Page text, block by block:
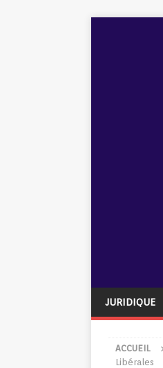
JURIDIQUE
ACCUEIL
Libérales